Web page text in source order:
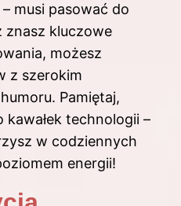
musi pasować do
znasz kluczowe
możesz
z szerokim
Pamiętaj,
technologii –
w codziennych
energii!